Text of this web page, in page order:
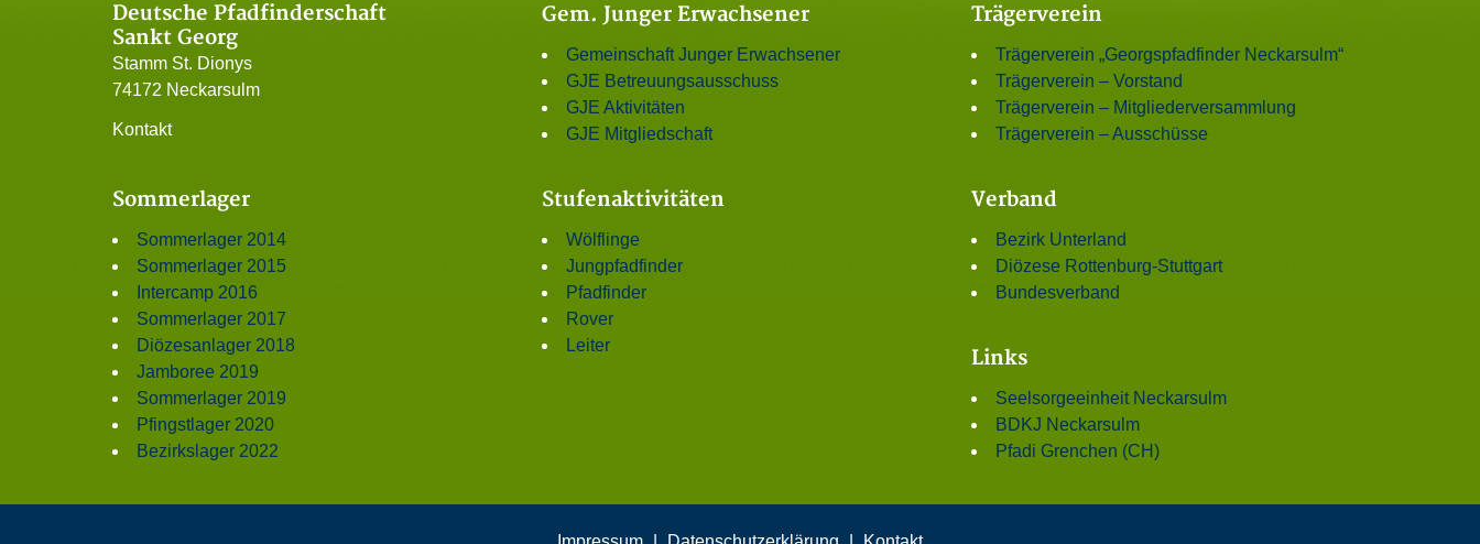
Deutsche Pfadfinderschaft
Sankt Georg
Stamm St. Dionys
74172 Neckarsulm
Kontakt
Gem. Junger Erwachsener
Gemeinschaft Junger Erwachsener
GJE Betreuungsausschuss
GJE Aktivitäten
GJE Mitgliedschaft
Trägerverein
Trägerverein „Georgspfadfinder Neckarsulm“
Trägerverein – Vorstand
Trägerverein – Mitgliederversammlung
Trägerverein – Ausschüsse
Sommerlager
Sommerlager 2014
Sommerlager 2015
Intercamp 2016
Sommerlager 2017
Diözesanlager 2018
Jamboree 2019
Sommerlager 2019
Pfingstlager 2020
Bezirkslager 2022
Stufenaktivitäten
Wölflinge
Jungpfadfinder
Pfadfinder
Rover
Leiter
Verband
Bezirk Unterland
Diözese Rottenburg-Stuttgart
Bundesverband
Links
Seelsorgeeinheit Neckarsulm
BDKJ Neckarsulm
Pfadi Grenchen (CH)